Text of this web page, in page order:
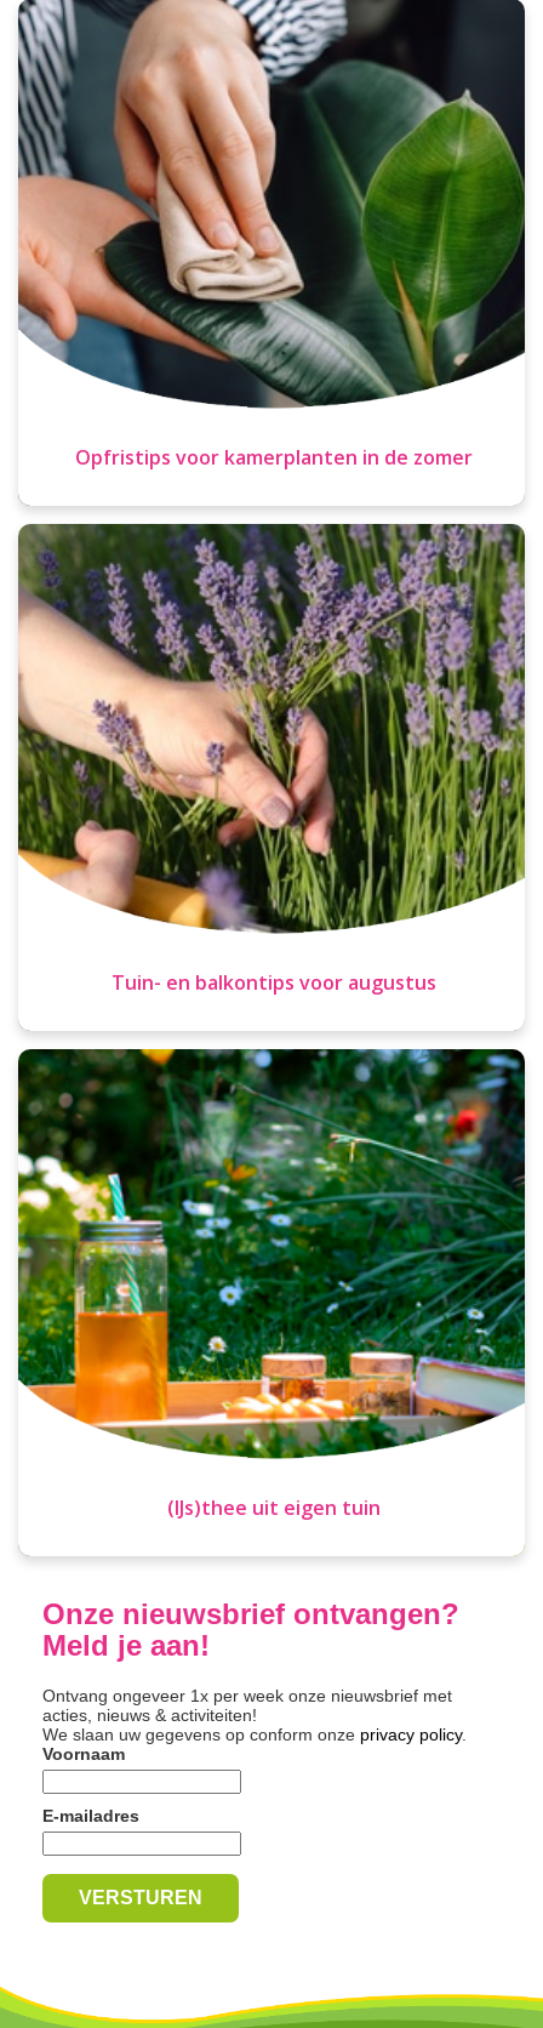
Opfristips voor kamerplanten in de zomer
Tuin- en balkontips voor augustus
(IJs)thee uit eigen tuin
Onze nieuwsbrief ontvangen?
Meld je aan!
Ontvang ongeveer 1x per week onze nieuwsbrief met
acties, nieuws & activiteiten!
We slaan uw gegevens op conform onze privacy policy.
Voornaam
E-mailadres